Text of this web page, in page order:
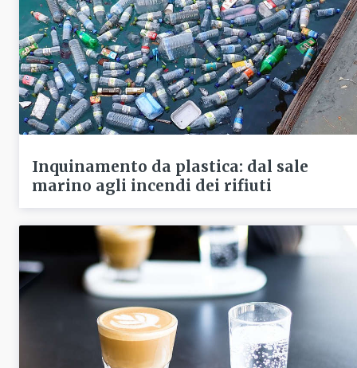
Inquinamento da plastica: dal sale
marino agli incendi dei rifiuti